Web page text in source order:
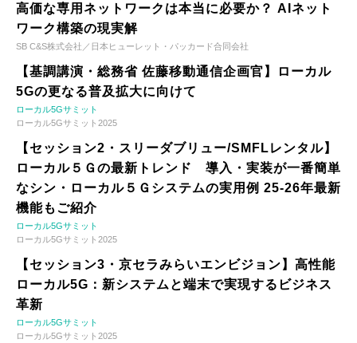
高価な専用ネットワークは本当に必要か？ AIネット
ワーク構築の現実解
SB C&S株式会社／日本ヒューレット・パッカード合同会社
【基調講演・総務省 佐藤移動通信企画官】ローカル
5Gの更なる普及拡大に向けて
ローカル5Gサミット
ローカル5Gサミット2025
【セッション2・スリーダブリュー/SMFLレンタル】
ローカル５Ｇの最新トレンド 導入・実装が一番簡単
なシン・ローカル５Ｇシステムの実用例 25-26年最新
機能もご紹介
ローカル5Gサミット
ローカル5Gサミット2025
【セッション3・京セラみらいエンビジョン】高性能
ローカル5G：新システムと端末で実現するビジネス
革新
ローカル5Gサミット
ローカル5Gサミット2025